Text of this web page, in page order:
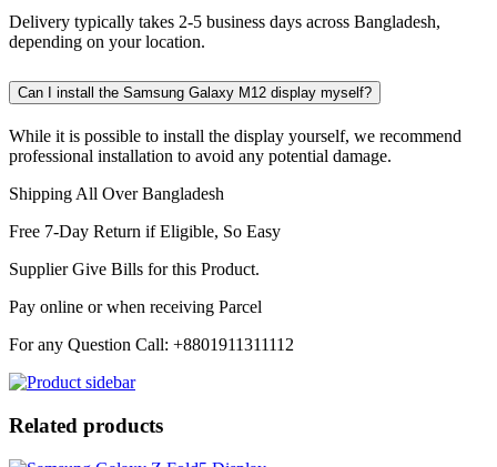
Delivery typically takes 2-5 business days across Bangladesh,
depending on your location.
Can I install the Samsung Galaxy M12 display myself?
While it is possible to install the display yourself, we recommend
professional installation to avoid any potential damage.
Shipping All Over Bangladesh
Free 7-Day Return if Eligible, So Easy
Supplier Give Bills for this Product.
Pay online or when receiving Parcel
For any Question Call: +8801911311112
Related products